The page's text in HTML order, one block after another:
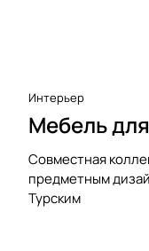
Интерьер
Мебель
Совместная
предметным
Турским